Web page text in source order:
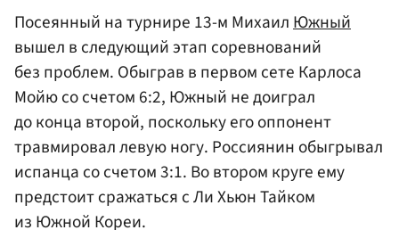
Посеянный на турнире 13-м МихаилЮжный
вышел в следующий этап соревнований
без проблем. Обыграв в первом сете Карлоса
Мойю со счетом 6:2, Южный не доиграл
до конца второй, поскольку его оппонент
травмировал левую ногу. Россиянин обыгрывал
испанца со счетом 3:1. Во втором круге ему
предстоит сражаться с Ли Хьюн Тайком
из Южной Кореи.